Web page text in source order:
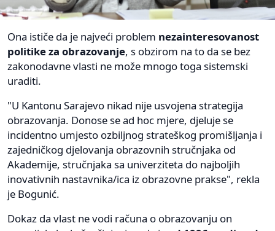
Ona ističe da je najveći problem nezainteresovanost
politike za obrazovanje, s obzirom na to da se bez
zakonodavne vlasti ne može mnogo toga sistemski
uraditi.
"U Kantonu Sarajevo nikad nije usvojena strategija
obrazovanja. Donose se ad hoc mjere, djeluje se
incidentno umjesto ozbiljnog strateškog promišljanja i
zajedničkog djelovanja obrazovnih stručnjaka od
Akademije, stručnjaka sa univerziteta do najboljih
inovativnih nastavnika/ica iz obrazovne prakse", rekla
je Bogunić.
Dokaz da vlast ne vodi računa o obrazovanju on